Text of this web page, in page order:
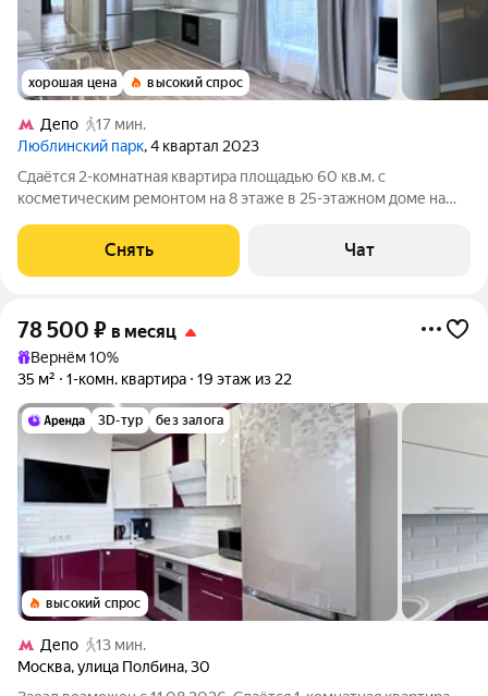
хорошая цена высокий спрос
Депо
17 мин.
Люблинский парк, 4 квартал 2023
Сдаётся 2-комнатная квартира площадью 60 кв.м. с
косметическим ремонтом на 8 этаже в 25-этажном доме на
Стиральная машина Холодильник Дом - монолитный, окна
выходят во двор и на улицу. В
Снять Чат
78 500 ₽ в месяц
Вернём 10%
35 м²
1-комн. квартира 19 этаж из 22
3D-тур без залога
высокий спрос
Депо
13 мин.
Москва,улица Полбина,30